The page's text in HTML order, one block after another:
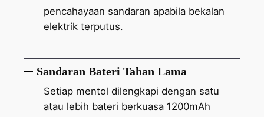
pencahayaan sandaran apabila bekalan
elektrik terputus.
Sandaran Bateri Tahan Lama
Setiap mentol dilengkapi dengan satu
atau lebih bateri berkuasa 1200mAh